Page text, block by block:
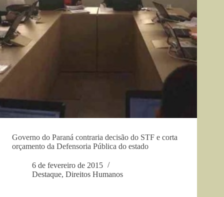
Governo do Paraná contraria decisão do STF e corta
orçamento da Defensoria Pública do estado
6 de fevereiro de 2015
Destaque, Direitos Humanos